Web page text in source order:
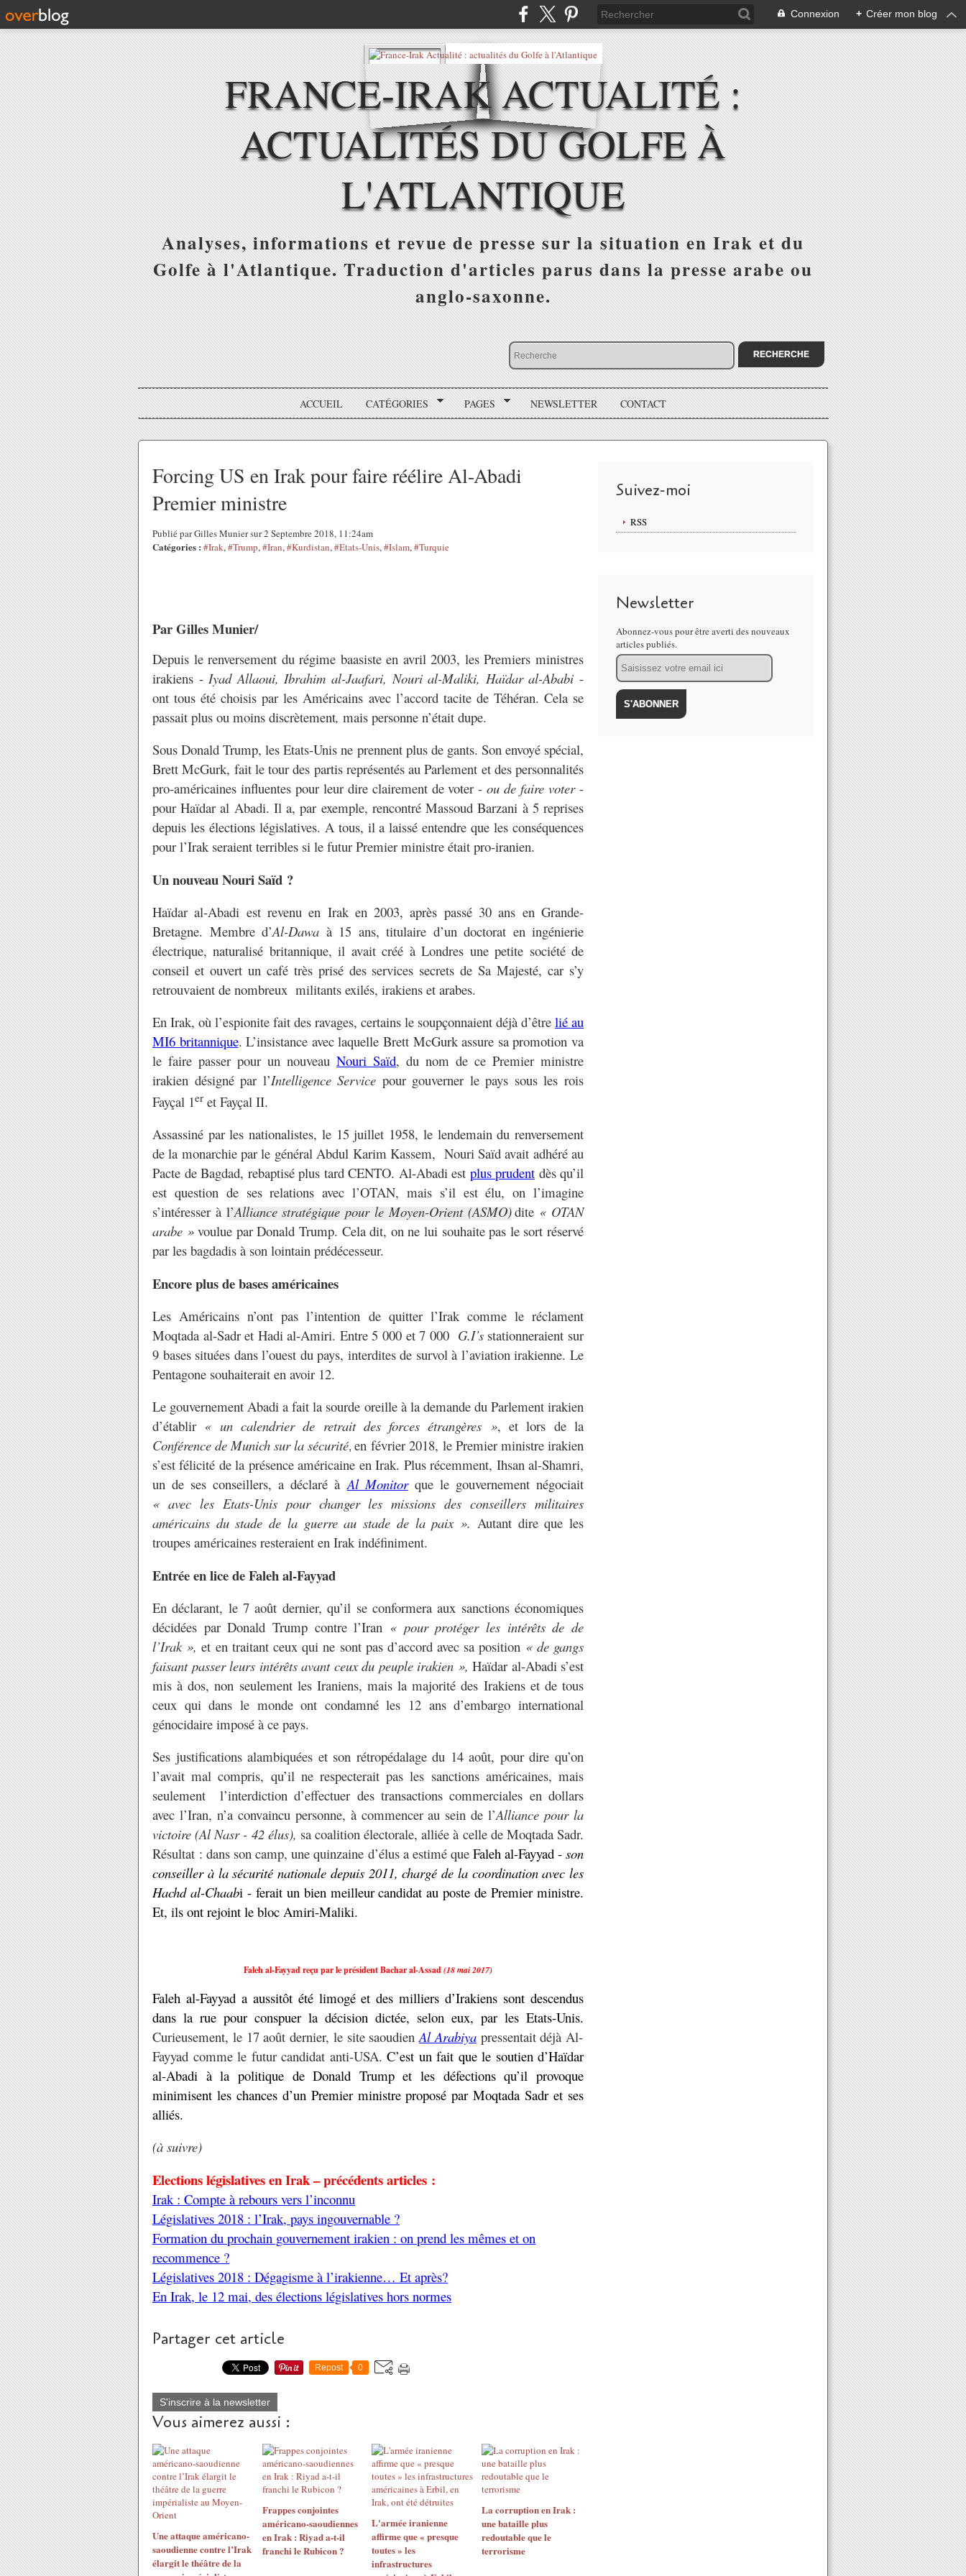
Connexion + Créer mon blog
FRANCE-IRAK ACTUALITÉ :
ACTUALITÉS DU GOLFE À
L'ATLANTIQUE
Analyses, informations et revue de presse sur la situation en Irak et du
Golfe à l'Atlantique. Traduction d'articles parus dans la presse arabe ou
anglo-saxonne.
ACCUEIL CATÉGORIES PAGES NEWSLETTER CONTACT
Forcing US en Irak pour faire réélire Al-Abadi
Premier ministre
Publié par Gilles Munier sur 2 Septembre 2018, 11:24am
Catégories : #Irak,#Trump,#Iran,#Kurdistan,#Etats-Unis,#Islam,#Turquie
Par Gilles Munier/
Depuis le renversement du régime baasiste en avril 2003, les Premiers ministres
irakiens -Iyad Allaoui, Ibrahim al-Jaafari, Nouri al-Maliki, Haïdar al-Ababi -
ont tous été choisis par les Américains avec l’accord tacite de Téhéran. Cela se
passait plus ou moins discrètement, mais personne n’était dupe.
Sous Donald Trump, les Etats-Unis ne prennent plus de gants. Son envoyé spécial,
Brett McGurk, fait le tour des partis représentés au Parlement et des personnalités
pro-américaines influentes pour leur dire clairement de voter -ou de faire voter-
pour Haïdar al Abadi. Il a, par exemple, rencontré Massoud Barzani à 5 reprises
depuis les élections législatives. A tous, il a laissé entendre que les conséquences
pour l’Irak seraient terribles si le futur Premier ministre était pro-iranien.
Un nouveau Nouri Saïd ?
Haïdar al-Abadi est revenu en Irak en 2003, après passé 30 ans en Grande-
Bretagne. Membre d’Al-Dawa à 15 ans, titulaire d’un doctorat en ingénierie
électrique, naturalisé britannique, il avait créé à Londres une petite société de
conseil et ouvert un café très prisé des services secrets de Sa Majesté, car s’y
retrouvaient de nombreux militants exilés, irakiens et arabes.
En Irak, où l’espionite fait des ravages, certains le soupçonnaient déjà d’être lié au
MI6 britannique. L’insistance avec laquelle Brett McGurk assure sa promotion va
le faire passer pour un nouveau Nouri Saïd, du nom de ce Premier ministre
irakien désigné par l’Intelligence Service pour gouverner le pays sous les rois
Fayçal 1er et Fayçal II.
Assassiné par les nationalistes, le 15 juillet 1958, le lendemain du renversement
de la monarchie par le général Abdul Karim Kassem, Nouri Saïd avait adhéré au
Pacte de Bagdad, rebaptisé plus tard CENTO. Al-Abadi est plus prudent dès qu’il
est question de ses relations avec l’OTAN, mais s’il est élu, on l’imagine
s’intéresser à l’Alliance stratégique pour le Moyen-Orient (ASMO)dite « OTAN
arabe »voulue par Donald Trump. Cela dit, on ne lui souhaite pas le sort réservé
par les bagdadis à son lointain prédécesseur.
Encore plus de bases américaines
Les Américains n’ont pas l’intention de quitter l’Irak comme le réclament
Moqtada al-Sadr et Hadi al-Amiri. Entre 5 000 et 7 000 G.I’sstationneraient sur
9 bases situées dans l’ouest du pays, interdites de survol à l’aviation irakienne. Le
Pentagone souhaiterait en avoir 12.
Le gouvernement Abadi a fait la sourde oreille à la demande du Parlement irakien
d’établir « un calendrier de retrait des forces étrangères », et lors de la
Conférence de Munich sur la sécurité,en février 2018, le Premier ministre irakien
s’est félicité de la présence américaine en Irak. Plus récemment, Ihsan al-Shamri,
un de ses conseillers, a déclaré àAl Monitorque le gouvernement négociait
« avec les Etats-Unis pour changer les missions des conseillers militaires
américains du stade de la guerre au stade de la paix ». Autant dire que les
troupes américaines resteraient en Irak indéfiniment.
Entrée en lice de Faleh al-Fayyad
En déclarant, le 7 août dernier, qu’il se conformera aux sanctions économiques
décidées par Donald Trump contre l’Iran « pour protéger les intérêts de de
l’Irak », et en traitant ceux qui ne sont pas d’accord avec sa position « de gangs
faisant passer leurs intérêts avant ceux du peuple irakien », Haïdar al-Abadi s’est
mis à dos, non seulement les Iraniens, mais la majorité des Irakiens et de tous
ceux qui dans le monde ont condamné les 12 ans d’embargo international
génocidaire imposé à ce pays.
Ses justifications alambiquées et son rétropédalage du 14 août, pour dire qu’on
l’avait mal compris, qu’il ne respecterait pas les sanctions américaines, mais
seulement l’interdiction d’effectuer des transactions commerciales en dollars
avec l’Iran, n’a convaincu personne, à commencer au sein de l’Alliance pour la
victoire (Al Nasr - 42 élus), sa coalition électorale, alliée à celle de Moqtada Sadr.
Résultat : dans son camp, une quinzaine d’élus a estimé que Faleh al-Fayyad -son
conseiller à la sécurité nationale depuis 2011, chargé de la coordination avec les
Hachd al-Chaabi - ferait un bien meilleur candidat au poste de Premier ministre.
Et, ils ont rejoint le bloc Amiri-Maliki.
Faleh al-Fayyad reçu par le président Bachar al-Assad(18 mai 2017)
Faleh al-Fayyad a aussitôt été limogé et des milliers d’Irakiens sont descendus
dans la rue pour conspuer la décision dictée, selon eux, par les Etats-Unis.
Curieusement, le 17 août dernier, le site saoudienAl Arabiyapressentait déjà Al-
Fayyad comme le futur candidat anti-USA. C’est un fait que le soutien d’Haïdar
al-Abadi à la politique de Donald Trump et les défections qu’il provoque
minimisent les chances d’un Premier ministre proposé par Moqtada Sadr et ses
alliés.
(à suivre)
Elections législatives en Irak – précédents articles :
Irak : Compte à rebours vers l’inconnu
Législatives 2018 : l’Irak, pays ingouvernable ?
Formation du prochain gouvernement irakien : on prend les mêmes et on
recommence ?
Législatives 2018 : Dégagisme à l’irakienne… Et après?
En Irak, le 12 mai, des élections législatives hors normes
Partager cet article
Repost 0
S'inscrire à la newsletter
Vous aimerez aussi :
Une attaque américano-
saoudienne contre l’Irak
élargit le théâtre de la
Frappes conjointes
américano-saoudiennes
en Irak : Riyad a-t-il
franchi le Rubicon ?
L'armée iranienne
affirme que « presque
toutes » les
infrastructures
La corruption en Irak :
une bataille plus
redoutable que le
terrorisme
Suivez-moi
RSS
Newsletter
Abonnez-vous pour être averti des nouveaux
articles publiés.
Email